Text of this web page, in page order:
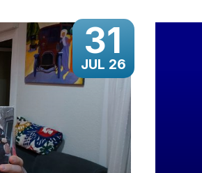
31
JUL 26